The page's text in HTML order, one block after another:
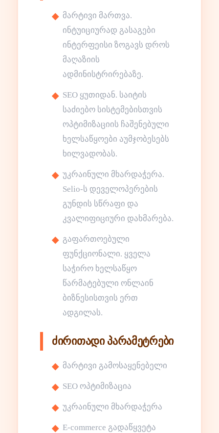
მარტივი მართვა.
ინტუიციურად გასაგები
ინტერფეისი ზოგავს დროს
მაღაზიის
ადმინისტრირებაზე.
SEO ყუთიდან. საიტის
საძიებო სისტემებისთვის
ოპტიმიზაციის ჩაშენებული
ხელსაწყოები აუმჯობესებს
ხილვადობას.
უკრაინული მხარდაჭერა.
Selio-ს დეველოპერების
გუნდის სწრაფი და
კვალიფიციური დახმარება.
გაფართოებული
ფუნქციონალი. ყველა
საჭირო ხელსაწყო
წარმატებული ონლაინ
ბიზნესისთვის ერთ
ადგილას.
ძირითადი პარამეტრები
მარტივი გამოსაყენებელი
SEO ოპტიმიზაცია
უკრაინული მხარდაჭერა
E-commerce გადაწყვეტა